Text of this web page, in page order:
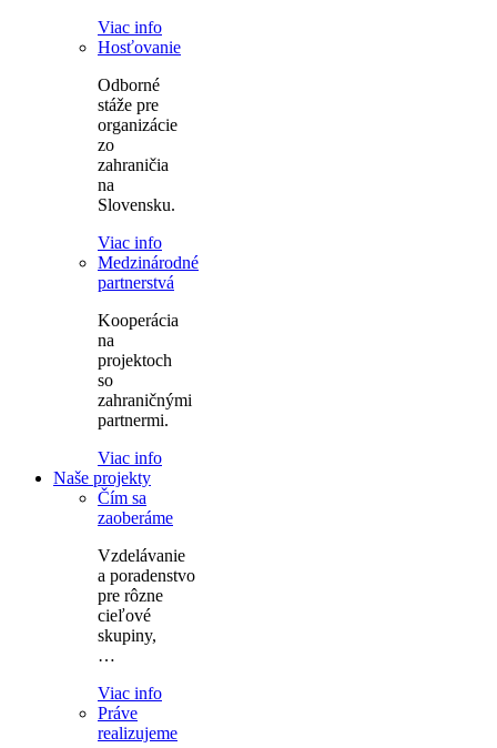
Viac info
Hosťovanie
Odborné
stáže pre
organizácie
zo
zahraničia
na
Slovensku.
Viac info
Medzinárodné
partnerstvá
Kooperácia
na
projektoch
so
zahraničnými
partnermi.
Viac info
Naše projekty
Čím sa
zaoberáme
Vzdelávanie
a poradenstvo
pre rôzne
cieľové
skupiny,
…
Viac info
Práve
realizujeme